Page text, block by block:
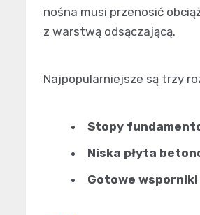
nośna musi przenosić
z warstwą odsączającą.
Najpopularniejsze są trzy
Stopy
Niska płyta
Gotowe